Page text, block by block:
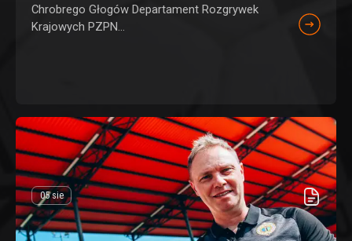
Chrobrego Głogów Departament Rozgrywek
Krajowych PZPN...
05 sie